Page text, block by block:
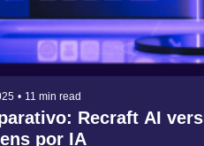
• 11 min read
Recraft AI
por IA